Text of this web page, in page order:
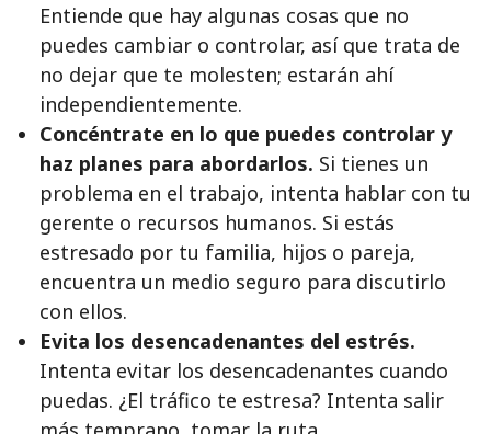
Entiende que hay algunas cosas que no
puedes cambiar o controlar, así que trata de
no dejar que te molesten; estarán ahí
independientemente.
Concéntrate en lo que puedes controlar y
haz planes para abordarlos. Si tienes un
problema en el trabajo, intenta hablar con tu
gerente o recursos humanos. Si estás
estresado por tu familia, hijos o pareja,
encuentra un medio seguro para discutirlo
con ellos.
Evita los desencadenantes del estrés.
Intenta evitar los desencadenantes cuando
puedas. ¿El tráfico te estresa? Intenta salir